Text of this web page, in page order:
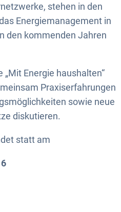
stehen in den
Energiemanagement in
den kommenden Jahren
Energie haushalten“
Praxiserfahrungen
sowie neue
diskutieren.
statt am